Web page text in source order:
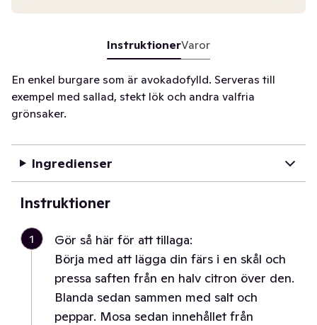
InstruktionerVaror
En enkel burgare som är avokadofylld. Serveras till
exempel med sallad, stekt lök och andra valfria
grönsaker.
Ingredienser
Instruktioner
1
Gör så här för att tillaga:
Börja med att lägga din färs i en skål och
pressa saften från en halv citron över den.
Blanda sedan sammen med salt och
peppar. Mosa sedan innehållet från